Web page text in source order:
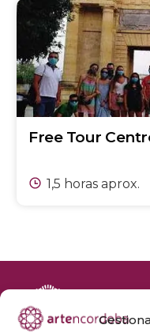
Free Tour
1,5 horas aprox.